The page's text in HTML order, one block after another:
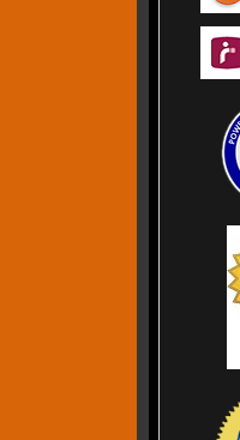
BATTERIE
SCELLEE
150MM X l